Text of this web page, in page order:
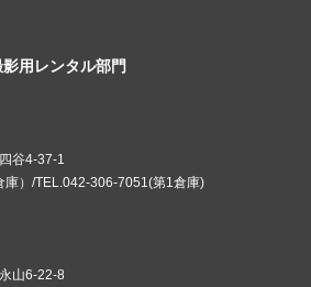
用レンタル部門
谷4-37-1
）/TEL.042-306-7051(第1倉庫)
山6-22-8